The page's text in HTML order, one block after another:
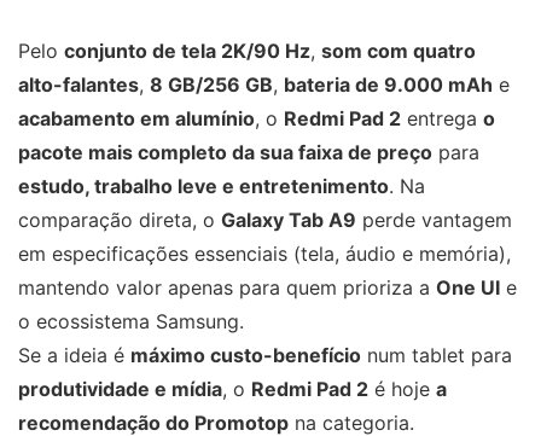
Pelo conjunto de tela 2K/90 Hz, som com quatro
alto-falantes, 8 GB/256 GB, bateria de 9.000 mAh e
acabamento em alumínio, o Redmi Pad 2 entrega o
pacote mais completo da sua faixa de preço para
estudo, trabalho leve e entretenimento. Na
comparação direta, o Galaxy Tab A9 perde vantagem
em especificações essenciais (tela, áudio e memória),
mantendo valor apenas para quem prioriza a One UI e
o ecossistema Samsung.
Se a ideia é máximo custo-benefício num tablet para
produtividade e mídia, o Redmi Pad 2 é hoje a
recomendação do Promotop na categoria.